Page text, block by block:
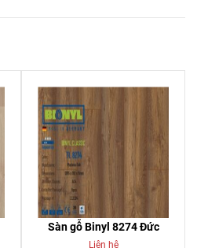
Sàn gỗ Binyl 8274 Đức
Liên hệ